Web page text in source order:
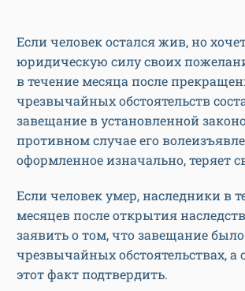
Если человек остался жив, но
юридическую силу своих
в течение месяца после
чрезвычайных обстоятельств
завещание в установленной
противном случае его
оформленное изначально, теряет
Если человек умер, наследники в
месяцев после открытия
заявить о том, что завещание
чрезвычайных обстоятельствах, а
этот факт подтвердить.